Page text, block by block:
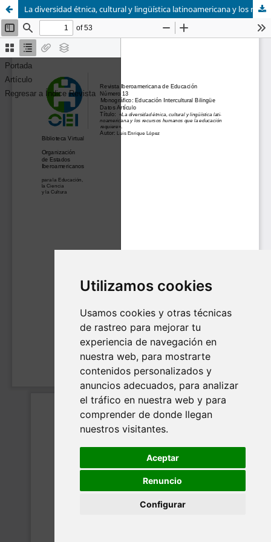
Utilizamos cookies
Usamos cookies y otras técnicas
de rastreo para mejorar tu
experiencia de navegación en
nuestra web, para mostrarte
contenidos personalizados y
anuncios adecuados, para analizar
el tráfico en nuestra web y para
comprender de donde llegan
nuestros visitantes.
Aceptar
Renuncio
Configurar
La diversidad étnica, cultural y lingüística latinoamericana y los recursos humanos que la educación requiere